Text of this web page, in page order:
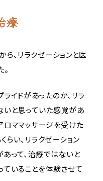
療
、リラクゼーションと医
イドがあったのか、リラ
と思っていた感覚があ
ロママッサージを受けた
らい、リラクゼーション
って、治療ではないと
いることを体験させて